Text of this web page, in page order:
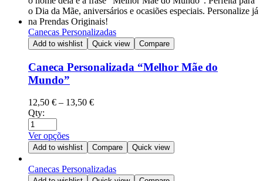
Canecas Personalizadas
Add to wishlist Quick view Compare
Caneca Personalizada “Melhor Mãe do
Mundo”
12,50 € – 13,50 €
Qty:
Ver opções
Add to wishlist Compare Quick view
Canecas Personalizadas